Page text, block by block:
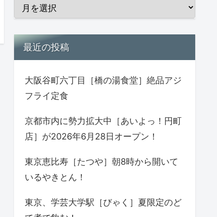
最近の投稿
大阪谷町六丁目［橋の湯食堂］絶品アジ
フライ定食
京都市内に勢力拡大中［あいよっ！円町
店］が2026年6月28日オープン！
東京恵比寿［たつや］朝8時から開いて
いるやきとん！
東京、学芸大学駅［びゃく］夏限定のど